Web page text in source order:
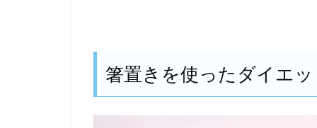
箸置きを使ったダイエッ